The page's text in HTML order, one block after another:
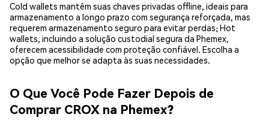
Cold wallets mantêm suas chaves privadas offline, ideais para
armazenamento a longo prazo com segurança reforçada, mas
requerem armazenamento seguro para evitar perdas; Hot
wallets, incluindo a solução custodial segura da Phemex,
oferecem acessibilidade com proteção confiável. Escolha a
opção que melhor se adapta às suas necessidades.
O Que Você Pode Fazer Depois de
Comprar CROX na Phemex?